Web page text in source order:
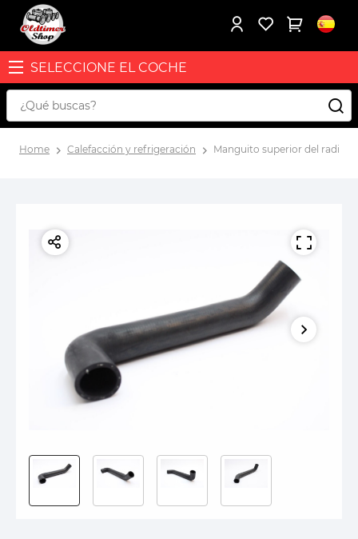
SELECCIONE EL COCHE
Home Calefacción y refrigeración Manguito superior del